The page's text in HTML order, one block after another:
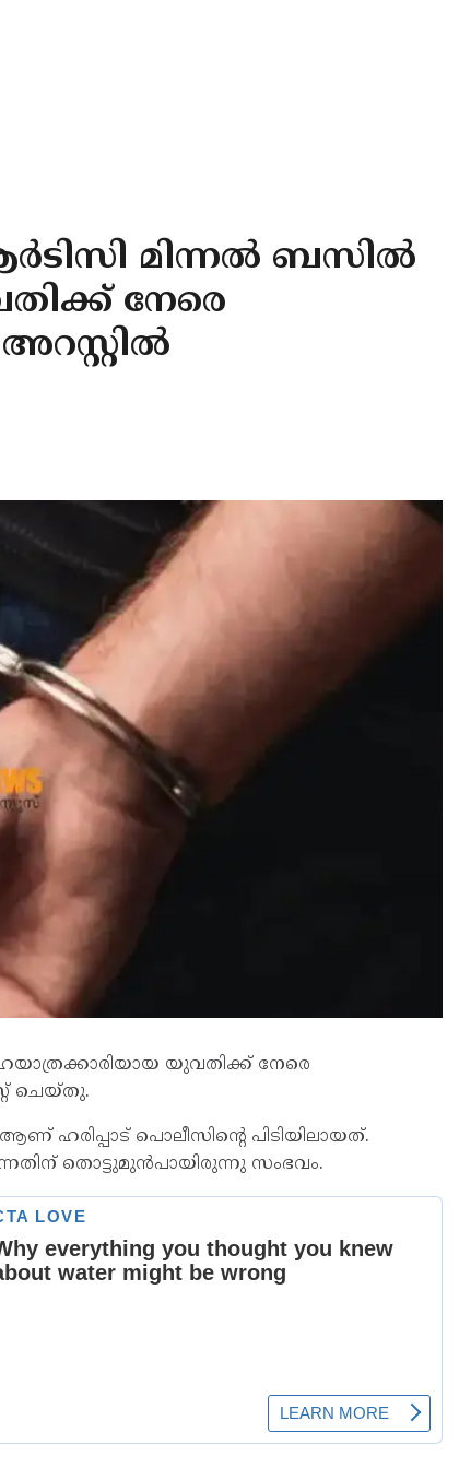
മിന്നൽ ബസിൽ
നേരെ
യുവതിക്ക് നേരെ
ചെയ്തു.
ഹരിപ്പാട് പൊലീസിന്റെ പിടിയിലായത്.
തൊട്ടുമുൻപായിരുന്നു സംഭവം.